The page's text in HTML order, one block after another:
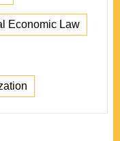
Economic Law